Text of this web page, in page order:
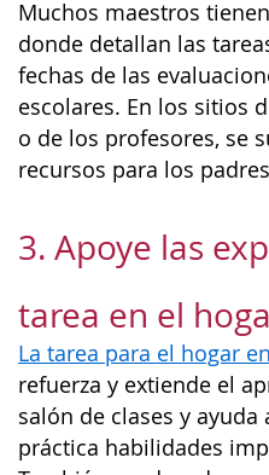
Muchos maestros
donde detallan las
fechas de las
escolares. En los sitios
o de los profesores, se
recursos para los
3. Apoye las
tarea en el
La tarea para el hogar
refuerza y extiende el
salón de clases y
práctica habilidades